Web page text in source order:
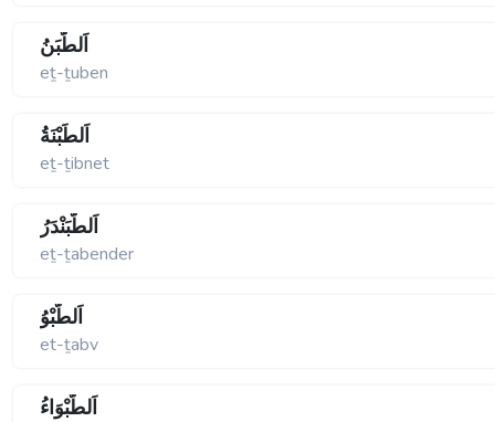
اَلطُّبَنُ
eṯ-ṯuben
اَلطِّبْنَةُ
eṯ-ṯibnet
اَلطَّبَنْدَرُ
eṯ-ṯabender
اَلطَّبْوُ
et-ṯabv
اَلطَّبْوَاءُ